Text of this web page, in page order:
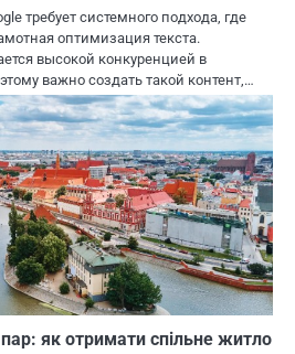
требует системного подхода, где
оптимизация текста.
высокой конкуренцией в
важно создать такой контент,…
як отримати спільне житло